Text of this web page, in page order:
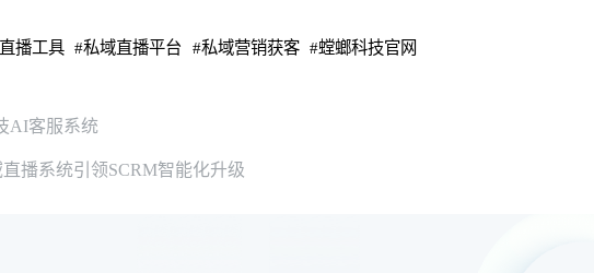
播工具 #私域直播平台 #私域营销获客 #螳螂科技官网
AI客服系统
播系统引领SCRM智能化升级